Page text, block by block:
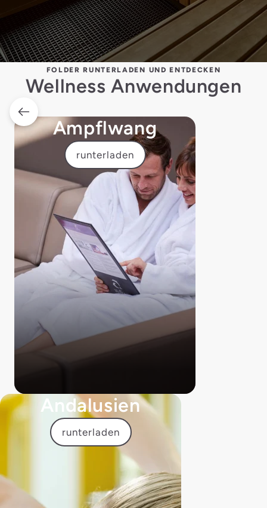
FOLDER RUNTERLADEN UND ENTDECKEN
Wellness Anwendungen
Ampflwang
runterladen
Andalusien
runterladen